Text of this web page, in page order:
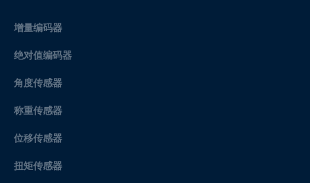
增量编码器
绝对值编码器
角度传感器
称重传感器
位移传感器
扭矩传感器